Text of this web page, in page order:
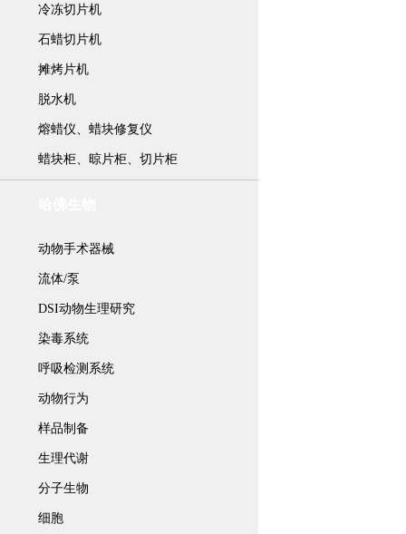
冷冻切片机
石蜡切片机
摊烤片机
脱水机
熔蜡仪、蜡块修复仪
蜡块柜、晾片柜、切片柜
动物手术器械
流体/泵
DSI动物生理研究
染毒系统
呼吸检测系统
动物行为
样品制备
生理代谢
分子生物
细胞